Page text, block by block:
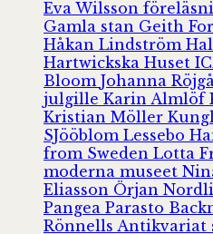
Eva Wilsson
Gamla stan Geith
Håkan Lindström
Hartwickska Huset
Bloom Johanna
julgille Karin Almlöf
Kristian Möller
SJööblom Lessebo
from Sweden Lotta
moderna museet
Eliasson Örjan
Pangea Parasto
Rönnells Antikvariat